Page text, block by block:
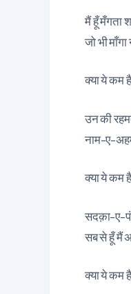
मैं हूँ मँगता
जो भी
क्या ये कम
उन की
नाम-ए-
क्या ये कम
सदक़ा-ए-
सब से हूँ मैं
क्या ये कम